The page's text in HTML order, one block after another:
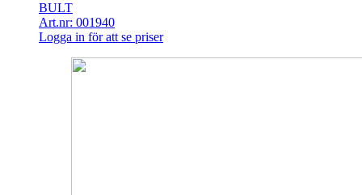
BULT
Art.nr: 001940
Logga in för att se priser